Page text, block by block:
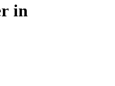
in